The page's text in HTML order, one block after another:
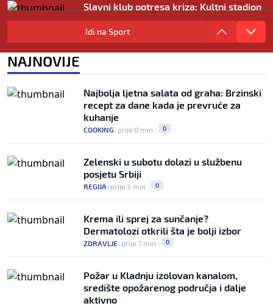
Slavni klub potresa kriza: Kultni stadion
u Italiji bit će prazan na početku sezone,
navijači objavili rat upravi
NOGOMET|prije 3 h| 0
„gomila slabića“ u UEFA-i
Idi na Sport
NAJNOVIJE
Najbolja ljetna salata od graha: Brzinski
recept za dane kada je prevruće za
kuhanje
COOKING | prije 0 min. | 0
Zelenski u subotu dolazi u službenu
posjetu Srbiji
REGIJA| prije 3 min. | 0
Krema ili sprej za sunčanje?
Dermatolozi otkrili šta je bolji izbor
ZDRAVLJE| prije 7 min. | 0
Požar u Kladnju izolovan kanalom,
središte opožarenog područja i dalje
aktivno